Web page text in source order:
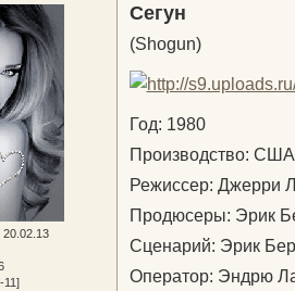
20.02.13
11]
Сегун
(Shogun)
Год: 1980
Производство:
Режиссер: Джерри
Продюсеры: Эрик
Сценарий: Эрик
Оператор: Эндрю